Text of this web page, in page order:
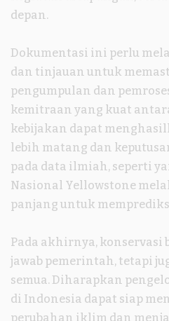
depan.
Dokumentasi ini perlu
dan tinjauan untuk
pengumpulan dan
kemitraan yang kuat
kebijakan dapat
lebih matang dan
pada data ilmiah, seperti
Nasional Yellowstone
panjang untuk
Pada akhirnya, konservasi
jawab pemerintah, tetapi
semua. Diharapkan
di Indonesia dapat siap
perubahan iklim dan